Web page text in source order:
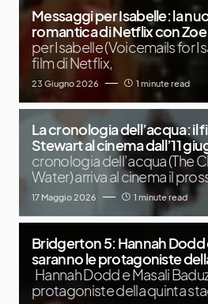
Messaggi per Isabelle: la
romantica di Netflix con
per Isabelle (Voicemails for
film di Netflix,
23 Giugno 2026 1 minute read
La cronologia dell’acqua: il
Stewart al cinema dall’11
cronologia dell’acqua (The
Water) arriva al cinema il
17 Maggio 2026 1 minute read
Bridgerton 5: Hannah Dodd
saranno le protagoniste
Hannah Dodd e Masali
protagoniste della quinta